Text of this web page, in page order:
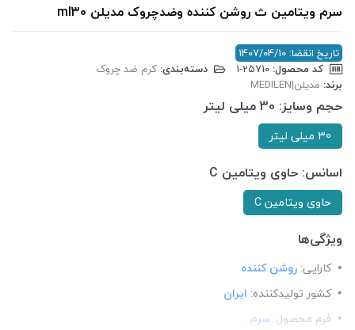
سرم ویتامین ث روشن کننده وضدچروک مدیلن ml30
تاریخ انقضا: 1407/04/10
کد محصول:
دسته‌بندی: کرم ضد چروک
برند: مدیلن|MEDILEN
حجم وسایز: 30 میلی لیتر
30 میلی لیتر
اسانس: حاوی ویتامین C
حاوی ویتامین C
ویژگی‌ها
کارایی: روشن کننده
کشور تولید‎کننده:
ایران
فرم محصول: سرم